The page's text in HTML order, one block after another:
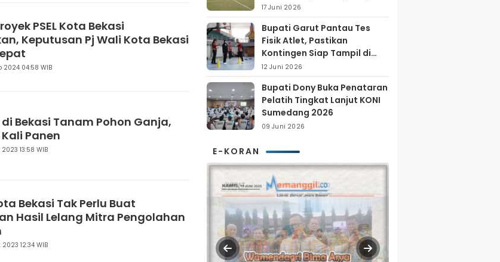
PSEL Kota Bekasi
Keputusan Pj Wali Kota Bekasi
2024 04:58 WIB
Bekasi Tanam Pohon Ganja,
Panen
13:58 WIB
Bekasi Tak Perlu Buat
Hasil Lelang Mitra Pengolahan
12:34 WIB
17 Juni 2026
Bupati Garut Pantau Tes
Fisik Atlet, Pastikan
Kontingen Siap Tampil di
Porprov 2026
12 Juni 2026
Bupati Dony Buka Penataran
Pelatih Tingkat Lanjut KONI
Sumedang 2026
09 Juni 2026
E-KORAN